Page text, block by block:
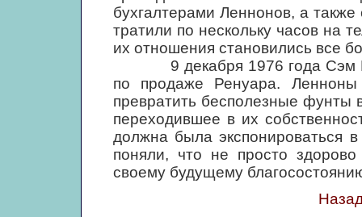
бухгалтерами Леннонов, а
тратили по нескольку часов на
их отношения становились все
9 декабря 1976 года Сэм
по продаже Ренуара.
превратить бесполезные фунты
переходившее в их
должна была экспонироваться
поняли, что не просто
своему будущему